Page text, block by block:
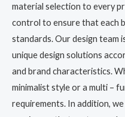
material selection to every
control to ensure that each
standards. Our design team
unique design solutions
and brand characteristics.
minimalist style or a multi –
requirements. In addition,